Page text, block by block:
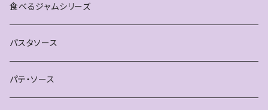
ティースプーン
ブレスレット
単品
食べるジャムシリーズ
パスタソース
パテ・ソース